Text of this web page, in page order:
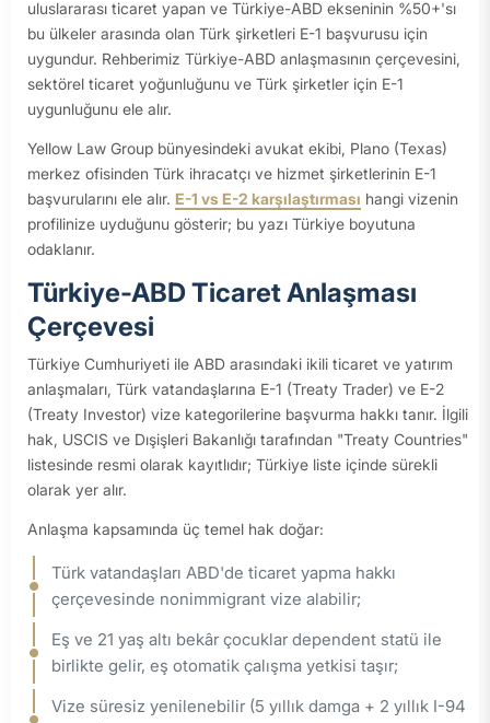
uluslararası ticaret yapan ve Türkiye-ABD ekseninin %50+'sı
bu ülkeler arasında olan Türk şirketleri E-1 başvurusu için
uygundur. Rehberimiz Türkiye-ABD anlaşmasının çerçevesini,
sektörel ticaret yoğunluğunu ve Türk şirketler için E-1
uygunluğunu ele alır.
Yellow Law Group bünyesindeki avukat ekibi, Plano (Texas)
merkez ofisinden Türk ihracatçı ve hizmet şirketlerinin E-1
başvurularını ele alır. E-1 vs E-2 karşılaştırması hangi vizenin
profilinize uyduğunu gösterir; bu yazı Türkiye boyutuna
odaklanır.
Türkiye-ABD Ticaret Anlaşması
Çerçevesi
Türkiye Cumhuriyeti ile ABD arasındaki ikili ticaret ve yatırım
anlaşmaları, Türk vatandaşlarına E-1 (Treaty Trader) ve E-2
(Treaty Investor) vize kategorilerine başvurma hakkı tanır. İlgili
hak, USCIS ve Dışişleri Bakanlığı tarafından "Treaty Countries"
listesinde resmi olarak kayıtlıdır; Türkiye liste içinde sürekli
olarak yer alır.
Anlaşma kapsamında üç temel hak doğar:
Türk vatandaşları ABD'de ticaret yapma hakkı
çerçevesinde nonimmigrant vize alabilir;
Eş ve 21 yaş altı bekâr çocuklar dependent statü ile
birlikte gelir, eş otomatik çalışma yetkisi taşır;
Vize süresiz yenilenebilir (5 yıllık damga + 2 yıllık I-94